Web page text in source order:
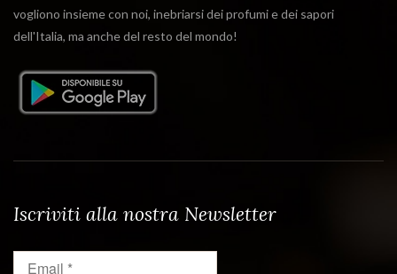
vogliono insieme con noi, inebriarsi dei profumi e dei sapori
dell'Italia, ma anche del resto del mondo!
Iscriviti alla nostra Newsletter